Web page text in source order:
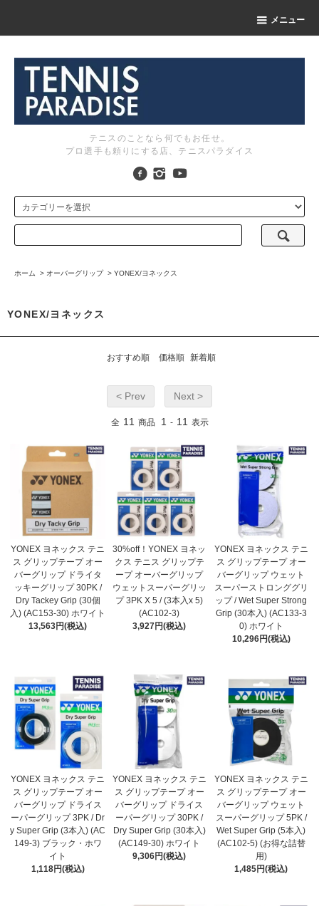
メニュー
テニスのことなら何でもお任せ。
プロ選手も頼りにする店、テニスパラダイス
ホーム > オーバーグリップ > YONEX/ヨネックス
YONEX/ヨネックス
おすすめ順 価格順 新着順
< Prev Next >
全 11 商品 1 - 11 表示
YONEX ヨネックス テニ
ス グリップテープ オー
バーグリップ ドライタ
ッキーグリップ 30PK /
Dry Tackey Grip (30個
入) (AC153-30) ホワイト
13,563円(税込)
30%off！YONEX ヨネッ
クス テニス グリップテ
ープ オーバーグリップ
ウェットスーパーグリッ
プ 3PK X 5 / (3本入x 5)
(AC102-3)
3,927円(税込)
YONEX ヨネックス テニ
ス グリップテープ オー
バーグリップ ウェット
スーパーストロンググリ
ップ / Wet Super Strong
Grip (30本入) (AC133-3
0) ホワイト
10,296円(税込)
YONEX ヨネックス テニ
ス グリップテープ オー
バーグリップ ドライス
ーパーグリップ 3PK / Dr
y Super Grip (3本入) (AC
149-3) ブラック・ホワ
イト
1,118円(税込)
YONEX ヨネックス テニ
ス グリップテープ オー
バーグリップ ドライス
ーパーグリップ 30PK /
Dry Super Grip (30本入)
(AC149-30) ホワイト
9,306円(税込)
YONEX ヨネックス テニ
ス グリップテープ オー
バーグリップ ウェット
スーパーグリップ 5PK /
Wet Super Grip (5本入)
(AC102-5) (お得な詰替
用)
1,485円(税込)